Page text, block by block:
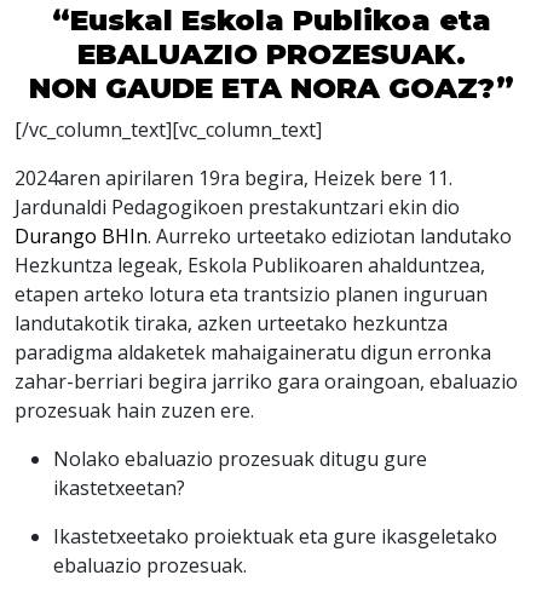
“Euskal Eskola Publikoa eta
EBALUAZIO PROZESUAK.
NON GAUDE ETA NORA GOAZ?”
[/vc_column_text][vc_column_text]
2024aren apirilaren 19ra begira, Heizek bere 11.
Jardunaldi Pedagogikoen prestakuntzari ekin dio
Durango BHIn. Aurreko urteetako ediziotan landutako
Hezkuntza legeak, Eskola Publikoaren ahalduntzea,
etapen arteko lotura eta trantsizio planen inguruan
landutakotik tiraka, azken urteetako hezkuntza
paradigma aldaketek mahaigaineratu digun erronka
zahar-berriari begira jarriko gara oraingoan, ebaluazio
prozesuak hain zuzen ere.
Nolako ebaluazio prozesuak ditugu gure
ikastetxeetan?
Ikastetxeetako proiektuak eta gure ikasgeletako
ebaluazio prozesuak.